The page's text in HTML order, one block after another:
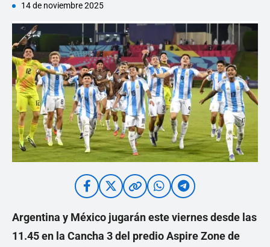
14 de noviembre 2025
Argentina y México jugarán este viernes desde las
11.45 en la Cancha 3 del predio Aspire Zone de